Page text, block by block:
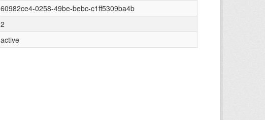
60982ce4-0258-49be-bebc-c1ff5309ba4b
2
active